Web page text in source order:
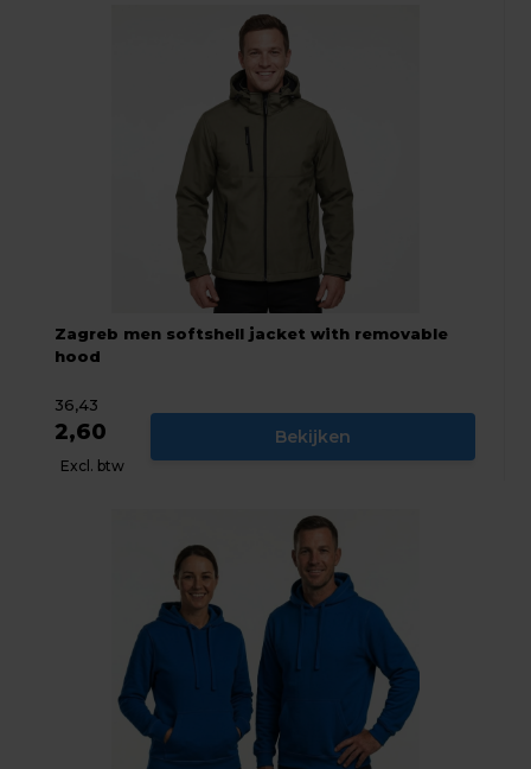
Zagreb men softshell jacket with removable
hood
36,43
2,60
Excl. btw
Bekijken